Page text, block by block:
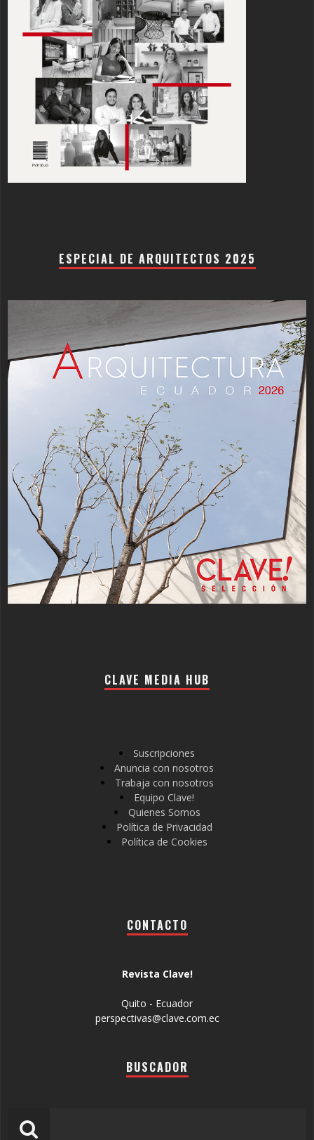
ESPECIAL DE ARQUITECTOS 2025
CLAVE MEDIA HUB
Suscripciones
Anuncia con nosotros
Trabaja con nosotros
Equipo Clave!
Quienes Somos
Política de Privacidad
Política de Cookies
CONTACTO
Revista Clave!
Quito - Ecuador
perspectivas@clave.com.ec
BUSCADOR